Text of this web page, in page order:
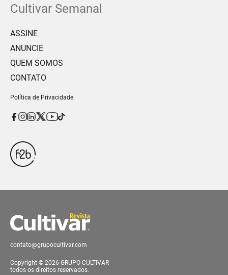
Cultivar Semanal
ASSINE
ANUNCIE
QUEM SOMOS
CONTATO
Política de Privacidade
contato@grupocultivar.com
Copyright © 2026 GRUPO CULTIVAR
todos os direitos reservados.